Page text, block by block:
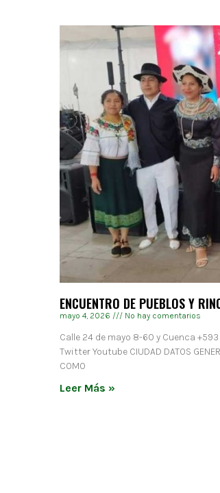
ENCUENTRO DE PUEBLOS Y
mayo 4, 2026 No hay comentarios
Calle 24 de mayo 8-60 y Cuenca
Twitter Youtube CIUDAD DATOS
COMO
Leer Más »